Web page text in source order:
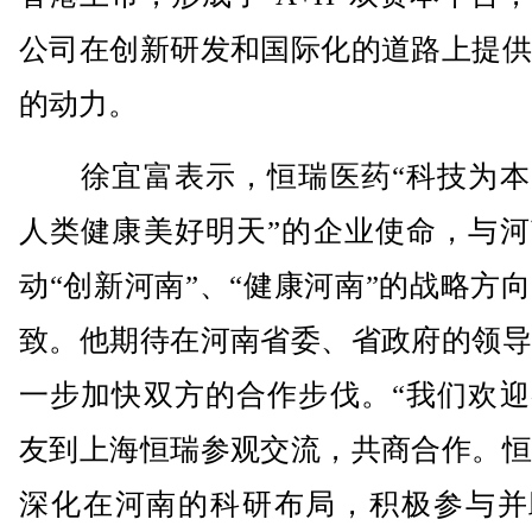
公司在创新研发和国际化的道路上提
的动力。
徐宜富表示，恒瑞医药“科技为本
人类健康美好明天”的企业使命，与
动“创新河南”、“健康河南”的战略方
致。他期待在河南省委、省政府的领
一步加快双方的合作步伐。“我们欢
友到上海恒瑞参观交流，共商合作。
深化在河南的科研布局，积极参与